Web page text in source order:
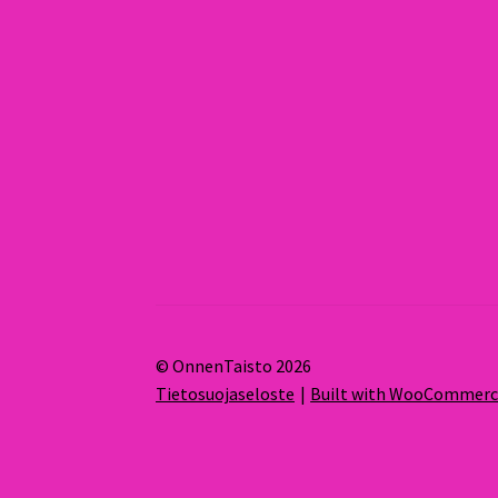
© OnnenTaisto 2026
Tietosuojaseloste
Built with